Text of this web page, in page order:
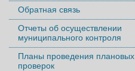
Обратная связь
Отчеты об осуществлении
муниципального контроля
Планы проведения плановых
проверок